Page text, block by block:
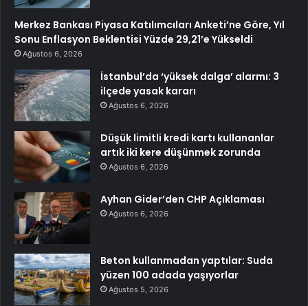
Merkez Bankası Piyasa Katılımcıları Anketi’ne Göre, Yıl
Sonu Enflasyon Beklentisi Yüzde 29,21’e Yükseldi
Ağustos 6, 2026
İstanbul’da ‘yüksek dalga’ alarmı: 3
ilçede yasak kararı
Ağustos 6, 2026
Düşük limitli kredi kartı kullananlar
artık iki kere düşünmek zorunda
Ağustos 6, 2026
Ayhan Gider’den CHP Açıklaması
Ağustos 6, 2026
Beton kullanmadan yaptılar: Suda
yüzen 100 adada yaşıyorlar
Ağustos 5, 2026